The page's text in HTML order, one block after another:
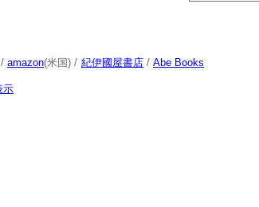
amazon(米国) / 紀伊國屋書店/ Abe Books
示